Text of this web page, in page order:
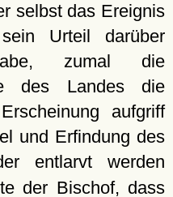
selbst das Ereignis
Urteil darüber
zumal die
des Landes die
aufgriff
und Erfindung des
entlarvt werden
der Bischof, dass